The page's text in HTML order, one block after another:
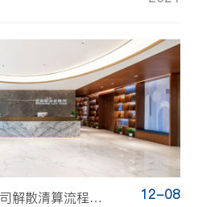
广和评述|公司法周评丨公司解散清算流程探析
12-08